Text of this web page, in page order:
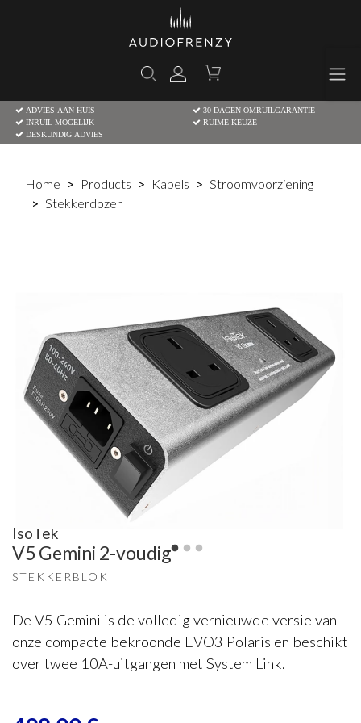
ADVIES AAN HUIS
30 DAGEN OMRUILGARANTIE
INRUIL MOGELIJK
RUIME KEUZE
DESKUNDIG ADVIES
Home Products Kabels
Stroomvoorziening
Stekkerdozen
IsoTek
V5 Gemini 2-voudig
STEKKERBLOK
De V5 Gemini is de volledig vernieuwde versie van
onze compacte bekroonde EVO3 Polaris en beschikt
over twee 10A-uitgangen met System Link.